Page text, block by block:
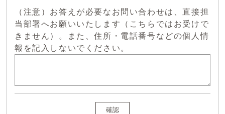
（注意）お答えが必要なお問い合わせは、直接担
当部署へお願いいたします（こちらではお受けで
きません）。また、住所・電話番号などの個人情
報を記入しないでください。
確認